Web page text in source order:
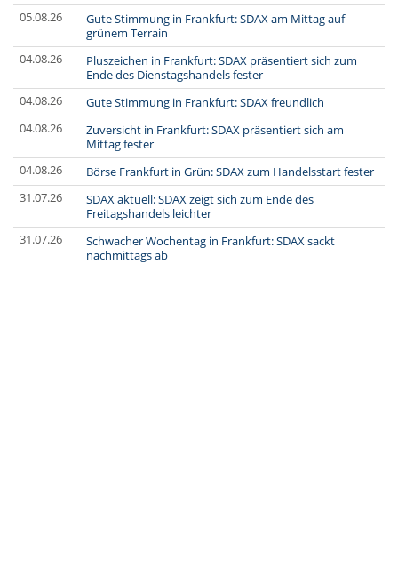
05.08.26
Gute Stimmung in Frankfurt: SDAX am Mittag auf
grünem Terrain
04.08.26
Pluszeichen in Frankfurt: SDAX präsentiert sich zum
Ende des Dienstagshandels fester
04.08.26
Gute Stimmung in Frankfurt: SDAX freundlich
04.08.26
Zuversicht in Frankfurt: SDAX präsentiert sich am
Mittag fester
04.08.26
Börse Frankfurt in Grün: SDAX zum Handelsstart fester
31.07.26
SDAX aktuell: SDAX zeigt sich zum Ende des
Freitagshandels leichter
31.07.26
Schwacher Wochentag in Frankfurt: SDAX sackt
nachmittags ab